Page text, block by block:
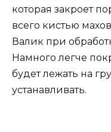
которая закроет
всего кистью
Валик при
Намного легче
будет лежать на
устанавливать.